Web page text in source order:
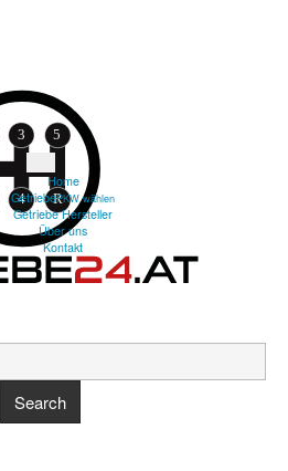
Home
GetriebePKW wählen
Getriebe Hersteller
Über uns
Kontakt